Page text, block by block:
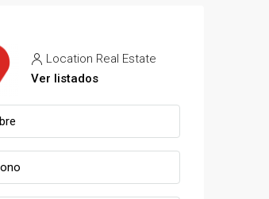
Location Real Estate
Ver listados